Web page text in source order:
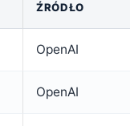
ŹRÓDŁO
OpenAI
OpenAI